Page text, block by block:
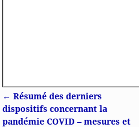
Navigation des
← Résumé des derniers
dispositifs concernant la
pandémie COVID – mesures et